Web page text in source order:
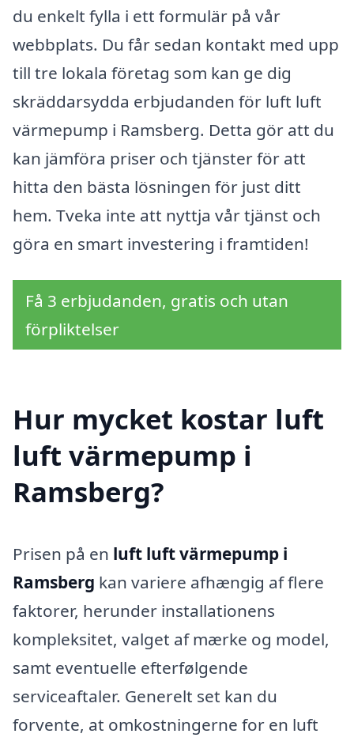
du enkelt fylla i ett formulär på vår
webbplats. Du får sedan kontakt med upp
till tre lokala företag som kan ge dig
skräddarsydda erbjudanden för luft luft
värmepump i Ramsberg. Detta gör att du
kan jämföra priser och tjänster för att
hitta den bästa lösningen för just ditt
hem. Tveka inte att nyttja vår tjänst och
göra en smart investering i framtiden!
Få 3 erbjudanden, gratis och utan
förpliktelser
Hur mycket kostar luft
luft värmepump i
Ramsberg?
Prisen på en luft luft värmepump i
Ramsberg kan variere afhængig af flere
faktorer, herunder installationens
kompleksitet, valget af mærke og model,
samt eventuelle efterfølgende
serviceaftaler. Generelt set kan du
forvente, at omkostningerne for en luft